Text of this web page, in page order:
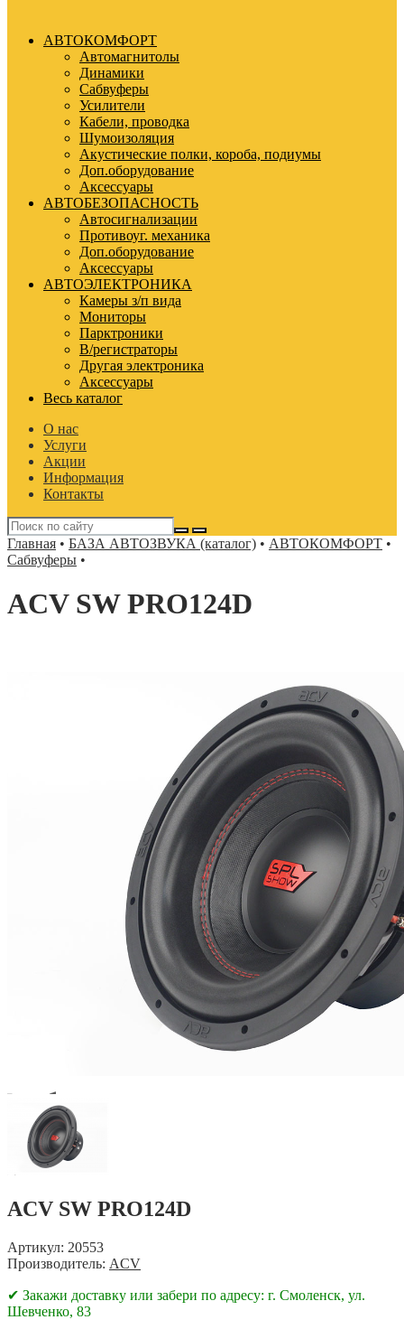
АВТОКОМФОРТ
Автомагнитолы
Динамики
Сабвуферы
Усилители
Кабели, проводка
Шумоизоляция
Акустические полки, короба, подиумы
Доп.оборудование
Аксессуары
АВТОБЕЗОПАСНОСТЬ
Автосигнализации
Противоуг. механика
Доп.оборудование
Аксессуары
АВТОЭЛЕКТРОНИКА
Камеры з/п вида
Мониторы
Парктроники
В/регистраторы
Другая электроника
Аксессуары
Весь каталог
О нас
Услуги
Акции
Информация
Контакты
Главная • БАЗА АВТОЗВУКА (каталог) • АВТОКОМФОРТ •
Сабвуферы •
ACV SW PRO124D
ACV SW PRO124D
Артикул: 20553
Производитель: ACV
✔ Закажи доставку или забери по адресу: г. Смоленск, ул.
Шевченко, 83